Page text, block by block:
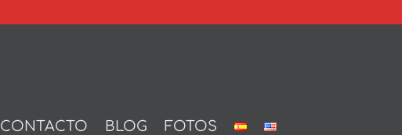
CONTACTO BLOG FOTOS